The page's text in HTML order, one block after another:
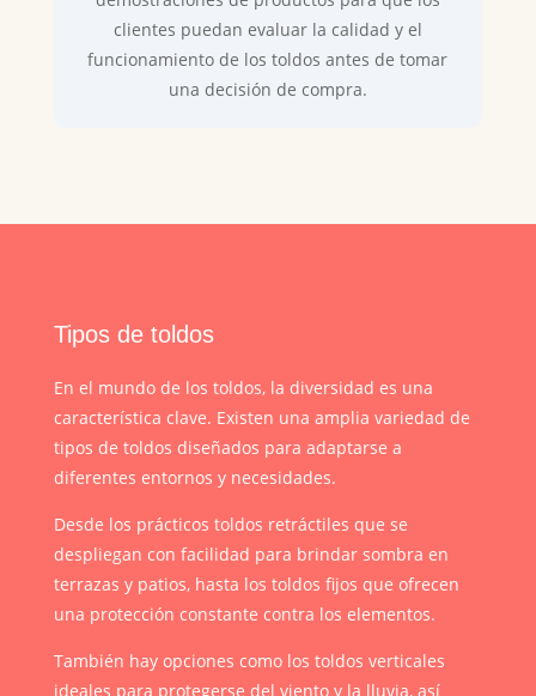
clientes puedan evaluar la calidad y el
funcionamiento de los toldos antes de tomar
una decisión de compra.
Tipos de toldos
En el mundo de los toldos, la diversidad es una
característica clave. Existen una amplia variedad de
tipos de toldos diseñados para adaptarse a
diferentes entornos y necesidades.
Desde los prácticos toldos retráctiles que se
despliegan con facilidad para brindar sombra en
terrazas y patios, hasta los toldos fijos que ofrecen
una protección constante contra los elementos.
También hay opciones como los toldos verticales
ideales para protegerse del viento y la lluvia, así